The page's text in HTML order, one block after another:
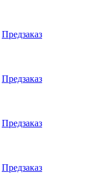
Предзаказ
Предзаказ
Предзаказ
Предзаказ